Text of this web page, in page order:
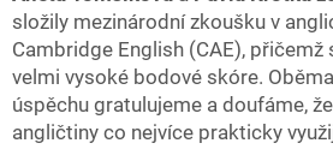
složily mezinárodní zkoušku v
Cambridge English (CAE),
velmi vysoké bodové skóre.
úspěchu gratulujeme a doufáme,
angličtiny co nejvíce prakticky